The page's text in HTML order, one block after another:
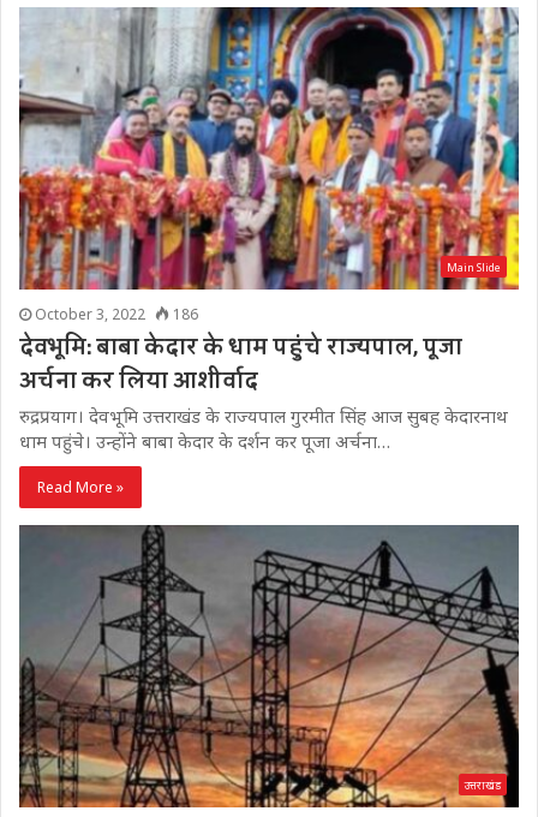
Main Slide
October 3, 2022 186
देवभूमि: बाबा केदार के धाम पहुंचे राज्यपाल, पूजा
अर्चना कर लिया आशीर्वाद
रुद्रप्रयाग। देवभूमि उत्तराखंड के राज्यपाल गुरमीत सिंह आज सुबह केदारनाथ
धाम पहुंचे। उन्होंने बाबा केदार के दर्शन कर पूजा अर्चना…
Read More »
उत्तराखंड